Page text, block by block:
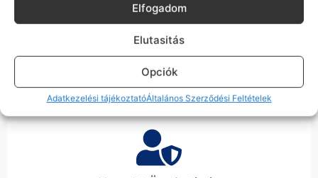
Elfogadom
Elutasitás
Opciók
Adatkezelési tájékoztatóÁltalános Szerződési Feltételek
100% Elérhetőség
Sok éve a szegedi piac meghatározó szereplői vagyunk.
Nem egy arctalan webshop vagyunk: ha kérdésed van, élő
ember veszi fel a telefont, és személyesen is megtalálsz
minket Szegeden.